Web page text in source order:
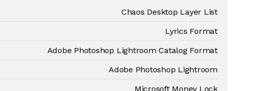
Chaos Desktop Layer List
Lyrics Format
Adobe Photoshop Lightroom Catalog Format
Adobe Photoshop Lightroom
Microsoft Money Lock